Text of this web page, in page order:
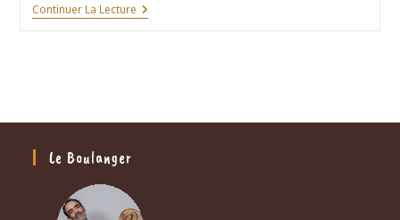
Continuer La LectureStage
:
26
Le Boulanger